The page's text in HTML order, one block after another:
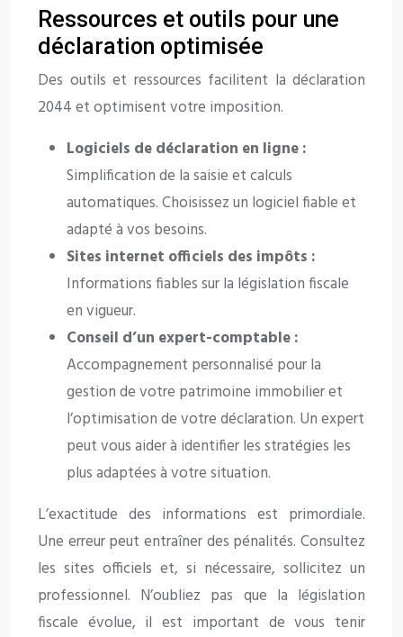
Ressources et outils pour une
déclaration optimisée
Des outils et ressources facilitent la déclaration
2044 et optimisent votre imposition.
Logiciels de déclaration en ligne :
Simplification de la saisie et calculs
automatiques. Choisissez un logiciel fiable et
adapté à vos besoins.
Sites internet officiels des impôts :
Informations fiables sur la législation fiscale
en vigueur.
Conseil d’un expert-comptable :
Accompagnement personnalisé pour la
gestion de votre patrimoine immobilier et
l’optimisation de votre déclaration. Un expert
peut vous aider à identifier les stratégies les
plus adaptées à votre situation.
L’exactitude des informations est primordiale.
Une erreur peut entraîner des pénalités. Consultez
les sites officiels et, si nécessaire, sollicitez un
professionnel. N’oubliez pas que la législation
fiscale évolue, il est important de vous tenir